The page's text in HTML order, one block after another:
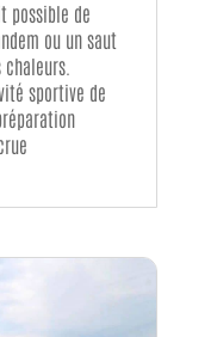
possible de
ou un saut
sportive de